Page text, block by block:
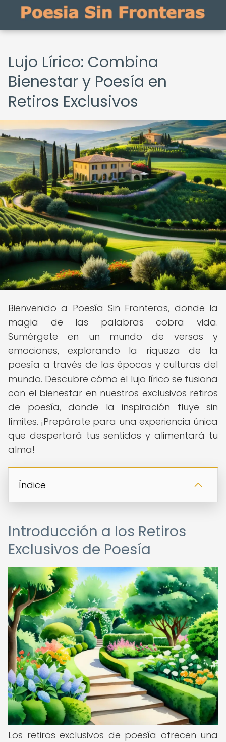
Lujo Lírico: Combina
Bienestar y Poesía en
Retiros Exclusivos
Bienvenido a Poesía Sin Fronteras, donde la
magia de las palabras cobra vida.
Sumérgete en un mundo de versos y
emociones, explorando la riqueza de la
poesía a través de las épocas y culturas del
mundo. Descubre cómo el lujo lírico se fusiona
con el bienestar en nuestros exclusivos retiros
de poesía, donde la inspiración fluye sin
límites. ¡Prepárate para una experiencia única
que despertará tus sentidos y alimentará tu
alma!
Índice
Introducción a los Retiros
Exclusivos de Poesía
Los retiros exclusivos de poesía ofrecen una